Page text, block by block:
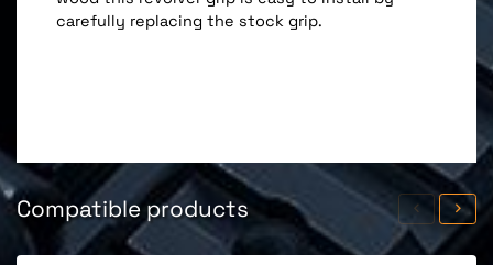
carefully replacing the stock grip.
Compatible products